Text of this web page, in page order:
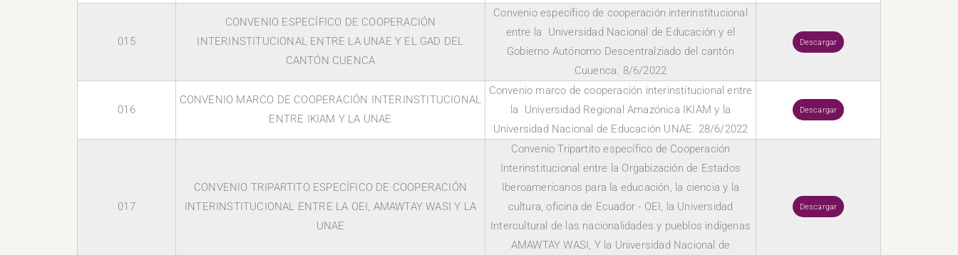
015
CONVENIO ESPECÍFICO DE COOPERACIÓN
INTERINSTITUCIONAL ENTRE LA UNAE Y EL GAD DEL
CANTÓN CUENCA
Convenio específico de cooperación interinstitucional
entre la Universidad Nacional de Educación y el
Gobierno Autónomo Descentralziado del cantón
Cuuenca. 8/6/2022
Descargar
016
CONVENIO MARCO DE COOPERACIÓN INTERINSTITUCIONAL
ENTRE IKIAM Y LA UNAE
Convenio marco de cooperación interinstitucional entre
la Universidad Regional Amazónica IKIAM y la
Universidad Nacional de Educación UNAE. 28/6/2022
Descargar
017
CONVENIO TRIPARTITO ESPECÍFICO DE COOPERACIÓN
INTERINSTITUCIONAL ENTRE LA OEI, AMAWTAY WASI Y LA
UNAE
Convenio Tripartito específico de Cooperación
Interinstitucional entre la Orgabización de Estados
Iberoamericanos para la educación, la ciencia y la
cultura, oficina de Ecuador - OEI, la Universidad
Intercultural de las nacionalidades y pueblos indígenas
AMAWTAY WASI, Y la Universidad Nacional de
Descargar